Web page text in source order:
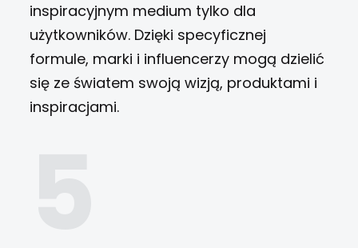
inspiracyjnym medium tylko dla
użytkowników. Dzięki specyficznej
formule, marki i influencerzy mogą dzielić
się ze światem swoją wizją, produktami i
inspiracjami.